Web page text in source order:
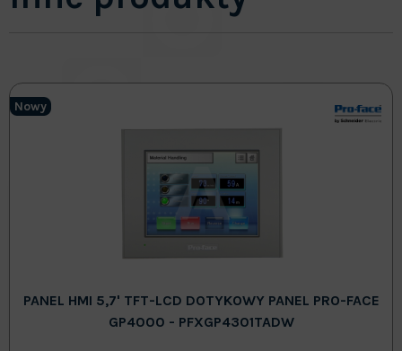
Nowy
PANEL HMI 5,7' TFT-LCD DOTYKOWY PANEL PRO-FACE
GP4000 - PFXGP4301TADW